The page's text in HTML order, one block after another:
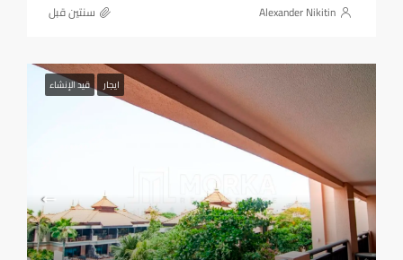
Alexander Nikitin ‏سنتين قبل
ايجار قيد الإنشاء